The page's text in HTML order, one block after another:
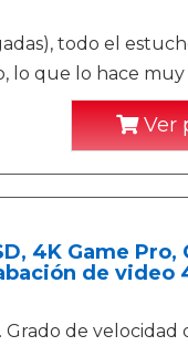
todo el
lo que lo hace
Ver
4K Game Pro,
de video
de velocidad